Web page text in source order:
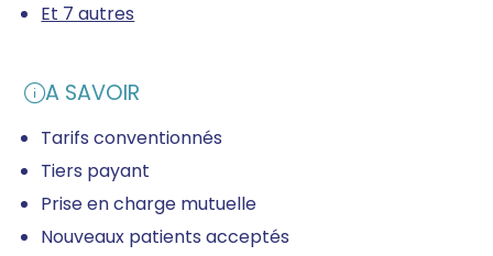
Et 7 autres
A SAVOIR
Tarifs conventionnés
Tiers payant
Prise en charge mutuelle
Nouveaux patients acceptés